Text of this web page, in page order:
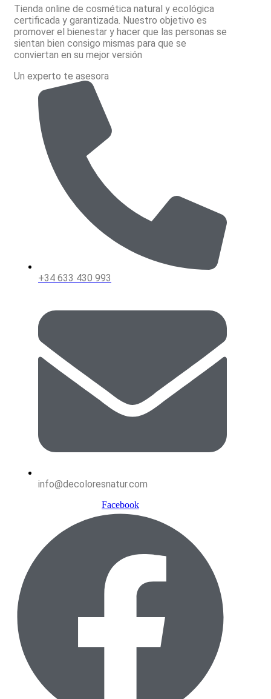
Tienda online de cosmética natural y ecológica
certificada y garantizada. Nuestro objetivo es
promover el bienestar y hacer que las personas se
sientan bien consigo mismas para que se
conviertan en su mejor versión
Un experto te asesora
+34 633 430 993
info@decoloresnatur.com
Facebook